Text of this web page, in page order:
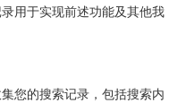
用于实现前述功能及其他我
您的搜索记录，包括搜索内